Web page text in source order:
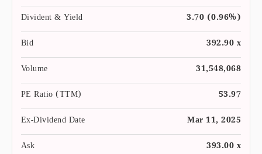
Divident & Yield
3.70 (0.96%)
Bid
392.90 x
Volume
31,548,068
PE Ratio (TTM)
53.97
Ex-Dividend Date
Mar 11, 2025
Ask
393.00 x